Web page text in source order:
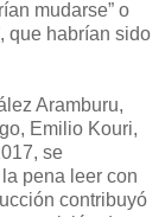
mudarse” o
que habrían sido
Aramburu,
Emilio Kouri,
se
pena leer con
contribuyó